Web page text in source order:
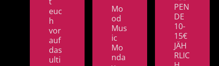
euc
h
vor
auf
das
ulti
Mo
od
Mus
ic
Mo
nda
PEN
DE
10-
15€
JÄH
RLIC